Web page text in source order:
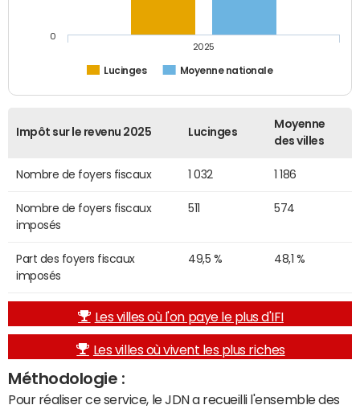
Lucinges Moyenne nationale
2025
0
Impôt sur le revenu 2025 Lucinges
Moyenne
des villes
Nombre de foyers fiscaux 1 032 1 186
Nombre de foyers fiscaux
imposés
511 574
Part des foyers fiscaux
imposés
49,5 % 48,1 %
Les villes où l'on paye le plus d'IFI
Les villes où vivent les plus riches
Méthodologie :
Pour réaliser ce service, le JDN a recueilli l'ensemble des